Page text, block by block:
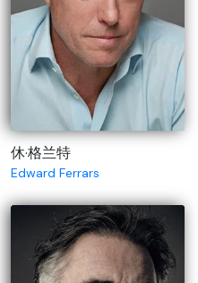
休·格兰特
Edward Ferrars